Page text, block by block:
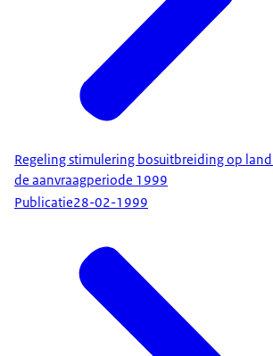
Regeling stimulering bosuitbreiding op
de aanvraagperiode 1999
Publicatie28-02-1999